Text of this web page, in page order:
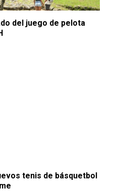
del juego de pelota
tenis de básquetbol